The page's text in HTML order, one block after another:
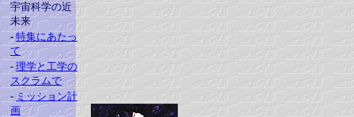
宇宙科学の近
未来
- 特集にあたっ
て
- 理学と工学の
スクラムで
- ミッション計
画